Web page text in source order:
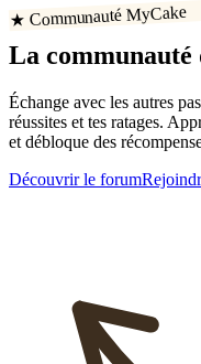
★ Communauté MyCake
La communauté
Échange avec les autres
réussites et tes ratages.
et débloque des
Découvrir le forum